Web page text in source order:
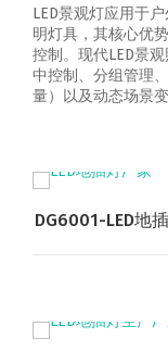
LED景观灯应用于
明灯具，其核心优
控制‌。‌现代LED景
中控制、分组管理
量）以及动态场景变
DG6001-LED地